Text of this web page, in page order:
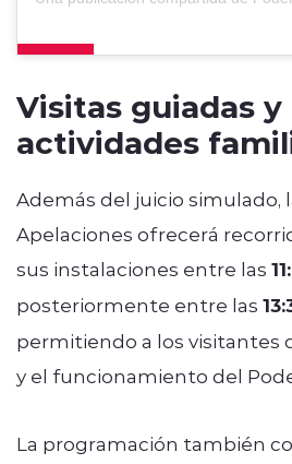
Visitas guiadas y
actividades
Además del juicio simulado,
Apelaciones ofrecerá
sus instalaciones entre las
posteriormente entre las
permitiendo a los visitantes
y el funcionamiento del
La programación también